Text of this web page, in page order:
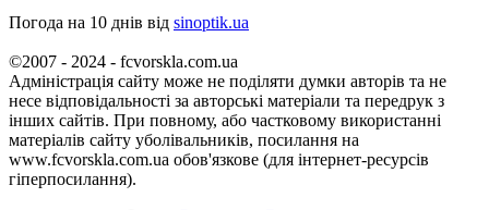
Погода на 10 днів від sinoptik.ua
©2007 - 2024 - fcvorskla.com.ua
Адміністрація сайту може не поділяти думки авторів та не
несе відповідальності за авторські матеріали та передрук з
інших сайтів. При повному, або частковому використанні
матеріалів сайту уболівальників, посилання на
www.fcvorskla.com.ua обов'язкове (для інтернет-ресурсів
гіперпосилання).